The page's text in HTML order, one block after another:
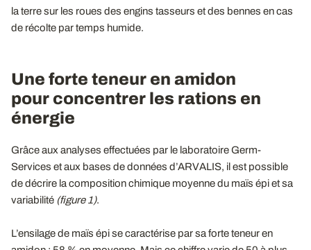
la terre sur les roues des engins tasseurs et des bennes en cas
de récolte par temps humide.
Une forte teneur en amidon
pour concentrer les rations en
énergie
Grâce aux analyses effectuées par le laboratoire Germ-
Services et aux bases de données d’ARVALIS, il est possible
de décrire la composition chimique moyenne du maïs épi et sa
variabilité (figure 1).
L’ensilage de maïs épi se caractérise par sa forte teneur en